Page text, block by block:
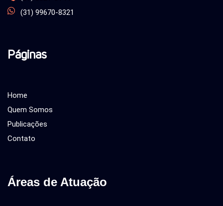
(31) 99670-8321
Páginas
Home
Quem Somos
Publicações
Contato
Áreas de Atuação